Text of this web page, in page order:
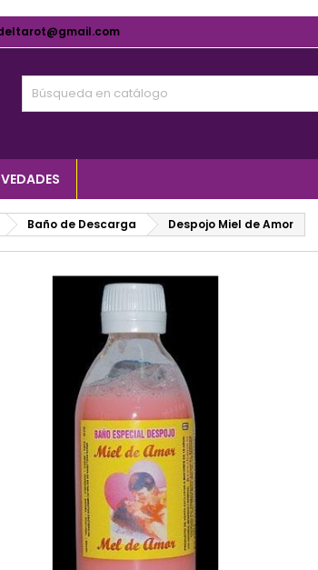
Baño de Descarga Despojo Miel de Amor